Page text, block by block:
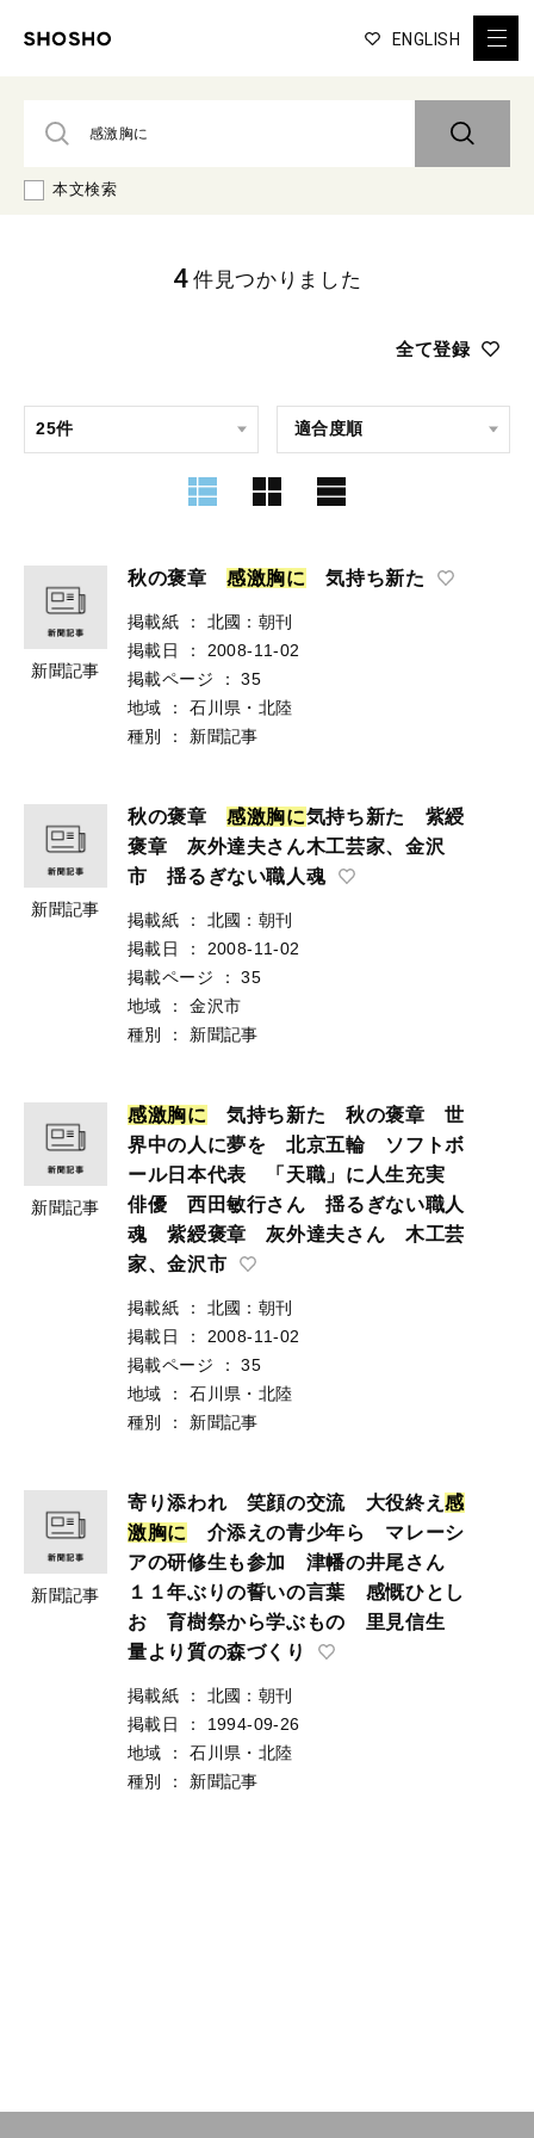
ENGLISH
本文検索
全て登録
4 件見つかりました
新聞記事
秋の褒章感激胸に 気持ち新た
掲載紙 ：
北國：朝刊
掲載日
：
2008-11-02
掲載ページ
：
35
地域
：
石川県・北陸
種別
： 新聞記事
新聞記事
秋の褒章感激胸に気持ち新た 紫綬
褒章 灰外達夫さん木工芸家、金沢
市 揺るぎない職人魂
掲載紙 ：
北國：朝刊
掲載日
：
2008-11-02
掲載ページ
：
35
地域
：
金沢市
種別
： 新聞記事
新聞記事
感激胸に 気持ち新た 秋の褒章 世
界中の人に夢を 北京五輪 ソフトボ
ール日本代表 「天職」に人生充実
俳優 西田敏行さん 揺るぎない職人
魂 紫綬褒章 灰外達夫さん 木工芸
家、金沢市
掲載紙 ：
北國：朝刊
掲載日
：
2008-11-02
掲載ページ
：
35
地域
：
石川県・北陸
種別
： 新聞記事
新聞記事
寄り添われ 笑顔の交流 大役終え感
激胸に
介添えの青少年ら マレーシ
アの研修生も参加 津幡の井尾さん
１１年ぶりの誓いの言葉 感慨ひとし
お 育樹祭から学ぶもの 里見信生
量より質の森づくり
掲載紙 ：
北國：朝刊
掲載日
：
1994-09-26
地域
：
石川県・北陸
種別
： 新聞記事